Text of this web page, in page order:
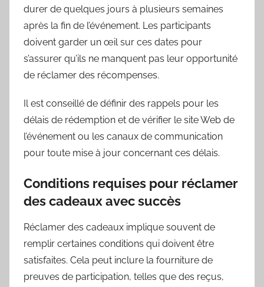
durer de quelques jours à plusieurs semaines
après la fin de l’événement. Les participants
doivent garder un œil sur ces dates pour
s’assurer qu’ils ne manquent pas leur opportunité
de réclamer des récompenses.
Il est conseillé de définir des rappels pour les
délais de rédemption et de vérifier le site Web de
l’événement ou les canaux de communication
pour toute mise à jour concernant ces délais.
Conditions requises pour réclamer
des cadeaux avec succès
Réclamer des cadeaux implique souvent de
remplir certaines conditions qui doivent être
satisfaites. Cela peut inclure la fourniture de
preuves de participation, telles que des reçus,